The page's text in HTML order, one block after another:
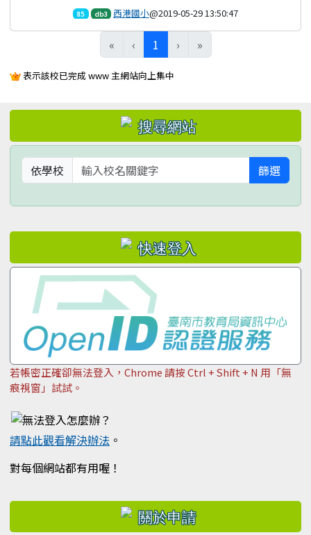
85 db3 西港國小@2019-05-29 13:50:47
« ‹ 1 (目前頁次)
› »
表示該校已完成 www 主網站向上集中
左邊區域內容
依學校 篩選
若帳密正確卻無法登入，Chrome 請按 Ctrl + Shift + N 用「無
痕視窗」試試。
請點此觀看解決辦法 。
對每個網站都有用喔！
右邊區域內容